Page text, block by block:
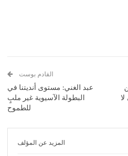
10 من
القادم بوست
عبد الغني: مستوى أنديتنا في
البطولة الآسيوية غير ملبٍ
للطموح
المزيد عن المؤلف